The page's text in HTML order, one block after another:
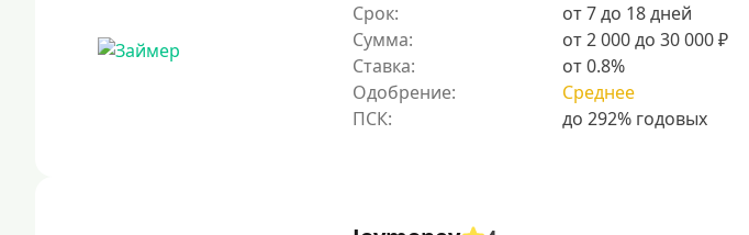
Срок:
от 7 до 18 дней
Сумма:
от 2 000 до 30 000 ₽
Ставка:
от 0.8%
Одобрение:
Среднее